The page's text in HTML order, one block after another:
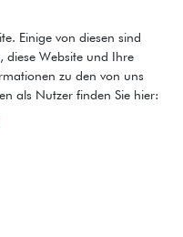
Einige von diesen sind
diese Website und Ihre
zu den von uns
als Nutzer finden Sie hier: